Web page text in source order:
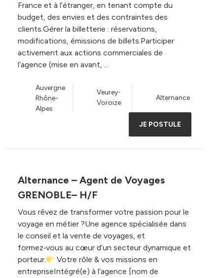
France et à l’étranger, en tenant compte du
budget, des envies et des contraintes des
clients.Gérer la billetterie : réservations,
modifications, émissions de billets.Participer
activement aux actions commerciales de
l’agence (mise en avant, ...
Auvergne
Rhône-
Alpes
Veurey-
Voroize
Alternance
JE POSTULE
Alternance – Agent de Voyages
GRENOBLE– H/F
Vous rêvez de transformer votre passion pour le
voyage en métier ?Une agence spécialisée dans
le conseil et la vente de voyages, et
formez‑vous au cœur d’un secteur dynamique et
porteur.
Votre rôle & vos missions en
entrepriseIntégré(e) à l’agence [nom de